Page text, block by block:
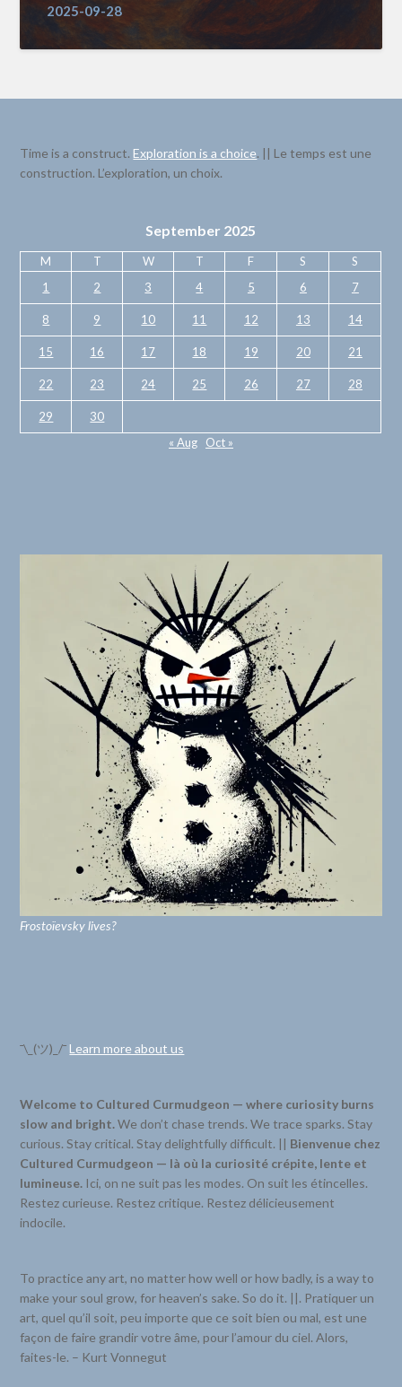
2025-09-28
Time is a construct.Exploration is a choice. || Le temps est une
construction. L’exploration, un choix.
September 2025
M T W T F S
S
1
2 3 4 5 6 7
8 9 10 11 12 13 14
15 16 17 18 19 20 21
22 23 24 25 26 27 28
29
30
« Aug
Oct »
Frostoïevsky lives?
¯\_(ツ)_/¯Learn more about us
Welcome to Cultured Curmudgeon — where curiosity burns
slow and bright.We don’t chase trends. We trace sparks. Stay
curious. Stay critical. Stay delightfully difficult. || Bienvenue chez
Cultured Curmudgeon — là où la curiosité crépite, lente et
lumineuse. Ici, on ne suit pas les modes. On suit les étincelles.
Restez curieuse. Restez critique. Restez délicieusement
indocile.
To practice any art, no matter how well or how badly, is a way to
make your soul grow, for heaven’s sake. So do it. ||. Pratiquer un
art, quel qu’il soit, peu importe que ce soit bien ou mal, est une
façon de faire grandir votre âme, pour l’amour du ciel. Alors,
faites-le. – Kurt Vonnegut